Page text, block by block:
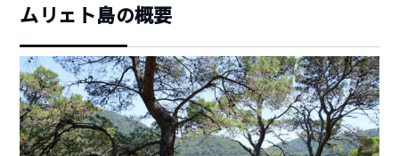
ムリェト島の概要